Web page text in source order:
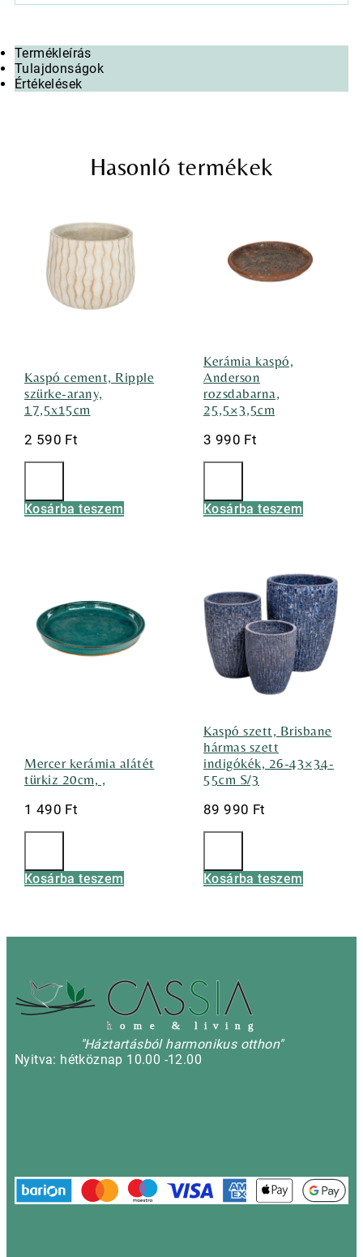
Termékleírás
Tulajdonságok
Értékelések
Hasonló termékek
Kaspó cement, Ripple
szürke-arany,
17,5x15cm
2 590 Ft
Kosárba teszem
Kerámia kaspó,
Anderson
rozsdabarna,
25,5×3,5cm
3 990 Ft
Kosárba teszem
Mercer kerámia alátét
türkiz 20cm, ,
1 490 Ft
Kosárba teszem
Kaspó szett, Brisbane
hármas szett
indigókék, 26-43×34-
55cm S/3
89 990 Ft
Kosárba teszem
h o m e & l i v i n g
"Háztartásból harmonikus otthon"
Nyitva: hétköznap 10.00 -12.00